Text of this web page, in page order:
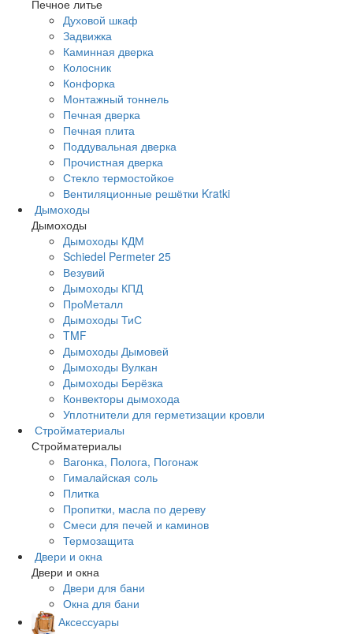
Печное литье
Духовой шкаф
Задвижка
Каминная дверка
Колосник
Конфорка
Монтажный тоннель
Печная дверка
Печная плита
Поддувальная дверка
Прочистная дверка
Стекло термостойкое
Вентиляционные решётки Kratki
Дымоходы
Дымоходы
Дымоходы КДМ
Schiedel Permeter 25
Везувий
Дымоходы КПД
ПроМеталл
Дымоходы ТиС
TMF
Дымоходы Дымовей
Дымоходы Вулкан
Дымоходы Берёзка
Конвекторы дымохода
Уплотнители для герметизации кровли
Стройматериалы
Стройматериалы
Вагонка, Полога, Погонаж
Гималайская соль
Плитка
Пропитки, масла по дереву
Смеси для печей и каминов
Термозащита
Двери и окна
Двери и окна
Двери для бани
Окна для бани
Аксессуары